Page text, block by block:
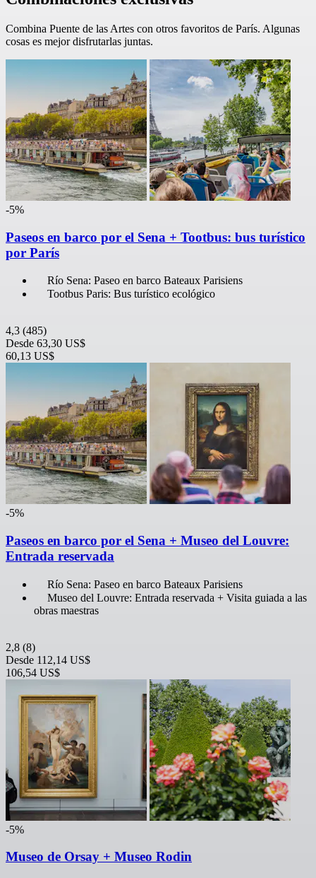
Combina Puente de las Artes con otros favoritos de París. Algunas
cosas es mejor disfrutarlas juntas.
-5%
Paseos en barco por el Sena + Tootbus: bus turístico
por París
Río Sena: Paseo en barco Bateaux Parisiens
Tootbus Paris: Bus turístico ecológico
4,3 (485)
Desde 63,30 US$
60,13 US$
-5%
Paseos en barco por el Sena + Museo del Louvre:
Entrada reservada
Río Sena: Paseo en barco Bateaux Parisiens
Museo del Louvre: Entrada reservada + Visita guiada a las
obras maestras
2,8 (8)
Desde 112,14 US$
106,54 US$
-5%
Museo de Orsay + Museo Rodin